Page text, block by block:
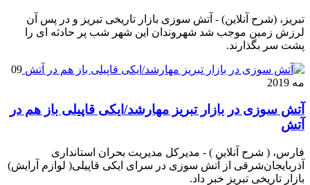
تبریز، (شرح آنلاین) - آتش سوزی بازار تاریخی تبریز و در پس آن
لرزش زمین موجب شد شهروندان این شهر شب پر حادثه ای را
پشت سر بگذارند.
09
مه 2019
آتش سوزی در بازار تبریز مهارشد/ایکی قاپیلی باز هم در
آتش
فارس، ( شرح آنلاین ) - مدیرکل مدیریت بحران استانداری
آذربایجان‌شرقی از آتش سوزی در سرای ایکی قاپیلی( لوازم آرایش)
بازار تاریخی تبریز خبر داد.